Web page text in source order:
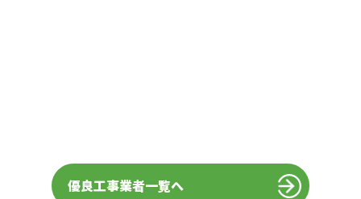
優良工事業者一覧へ